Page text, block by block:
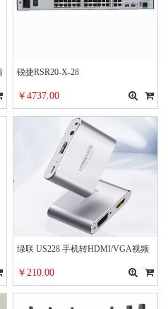
锐捷RSR20-X-28
￥4737.00
绿联 US228 手机转HDMI/VGA视频
同屏转换器扩展坞
￥210.00